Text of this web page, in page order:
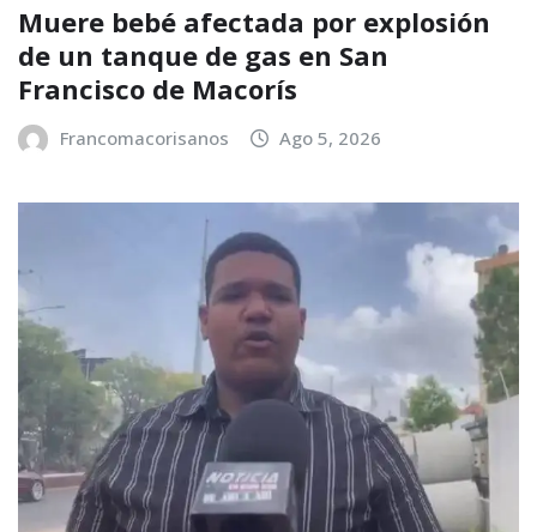
Muere bebé afectada por explosión
de un tanque de gas en San
Francisco de Macorís
Francomacorisanos Ago 5, 2026